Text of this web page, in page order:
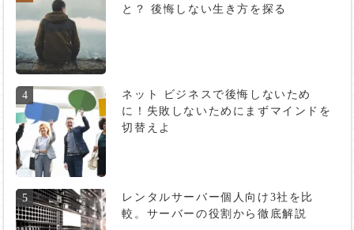
と？ 後悔しない生き方を探る
4
ネット ビジネスで後悔しないため
に！失敗しないためにまずマインドを
切替えよ
5
レンタルサーバー個人向け3社を比
較。サーバーの役割から徹底解説